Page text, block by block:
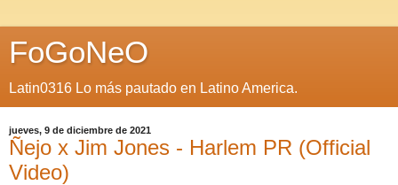
FoGoNeO
Latin0316 Lo más pautado en Latino America.
jueves, 9 de diciembre de 2021
Ñejo x Jim Jones - Harlem PR (Official
Video)